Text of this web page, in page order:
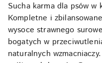
Sucha karma dla psów
Kompletne i
wysoce strawnego
bogatych w
naturalnych